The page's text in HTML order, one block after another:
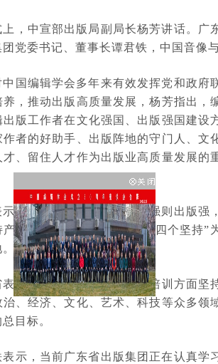
，中宣部出版局副局长杨芳讲话。
广
团党委书记、董事长谭君铁，中国音像
中国编辑学会多年来有效发挥党和政府
养，推动出版高质量发展，杨芳指出，
出版工作者在文化强国、出版强国建
作者的好助手、出版阵地的守门人、文
才、留住人才作为出版业高质量发展
示，出版兴则文化兴，编辑强则出版强
产研结合、坚持制度引领的“四个坚持
。
表示，中国编辑学会在编辑培训方面坚
治、经济、文化、艺术、科技等众多领
目标。
表示，当前广东省出版集团正在认真学